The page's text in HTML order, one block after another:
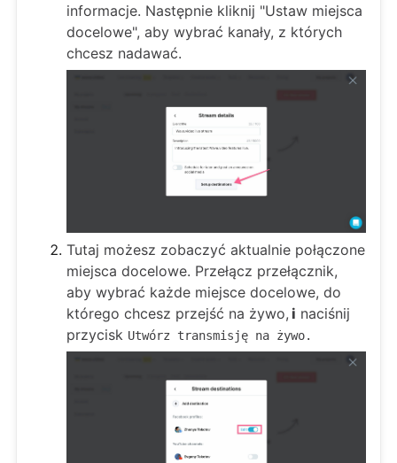
informacje. Następnie kliknij "Ustaw miejsca
docelowe", aby wybrać kanały, z których
chcesz nadawać.
Tutaj możesz zobaczyć aktualnie połączone
miejsca docelowe. Przełącz przełącznik,
aby wybrać każde miejsce docelowe, do
którego chcesz przejść na żywo, i naciśnij
przycisk Utwórz transmisję na żywo.